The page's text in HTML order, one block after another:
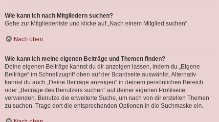
Wie kann ich nach Mitgliedern suchen?
Gehe zur Mitgliederliste und klicke auf „Nach einem Mitglied suchen“.
Nach oben
Wie kann ich meine eigenen Beiträge und Themen finden?
Deine eigenen Beiträge kannst du dir anzeigen lassen, indem du „Eigene
Beiträge“ im Schnellzugriff oben auf der Boardseite auswählst. Alternativ
kannst du auch „Deine Beiträge anzeigen“ in deinem persönlichen Bereich
oder „Beiträge des Benutzers suchen“ auf deiner eigenen Profilseite
verwenden. Benutze die erweiterte Suche, um nach von dir erstellen Themen
zu suchen. Trage dort die entsprechenden Optionen in die Suchmaske ein.